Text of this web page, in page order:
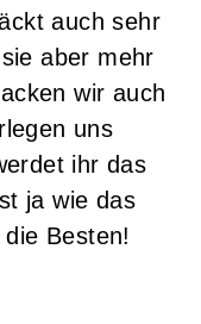
auch sehr
aber mehr
wir auch
uns
ihr das
ja wie das
Besten!